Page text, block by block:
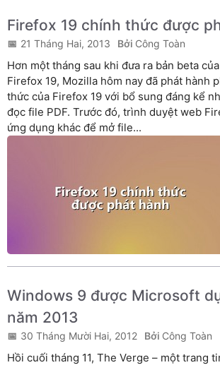
Firefox 19 chính thức được
21 Tháng Hai, 2013 Công Toàn
Hơn một tháng sau khi đưa ra bản beta
Firefox 19, Mozilla hôm nay đã phát hành
thức của Firefox 19 với bổ sung đáng kể
đọc file PDF. Trước đó, trình duyệt web
ứng dụng khác để mở file...
Windows 9 được Microsoft
năm 2013
30 Tháng Mười Hai, 2012 Công Toàn
Hồi cuối tháng 11, The Verge – một trang